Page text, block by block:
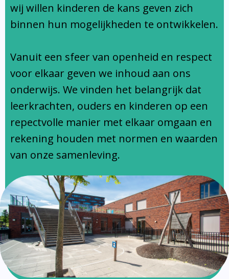
Ondersteuningsprofiel
wij willen kinderen de kans geven zich
binnen hun mogelijkheden te ontwikkelen.
Vanuit een sfeer van openheid en respect
voor elkaar geven we inhoud aan ons
onderwijs. We vinden het belangrijk dat
leerkrachten, ouders en kinderen op een
repectvolle manier met elkaar omgaan en
rekening houden met normen en waarden
van onze samenleving.